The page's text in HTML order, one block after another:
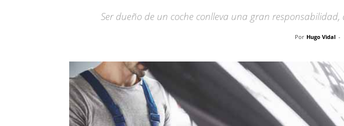
Ser dueño de un coche conlleva una gran
Por Hugo Vidal -